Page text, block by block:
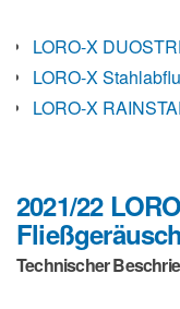
LORO-X
LORO-X
LORO-X
2021/22
Technischer